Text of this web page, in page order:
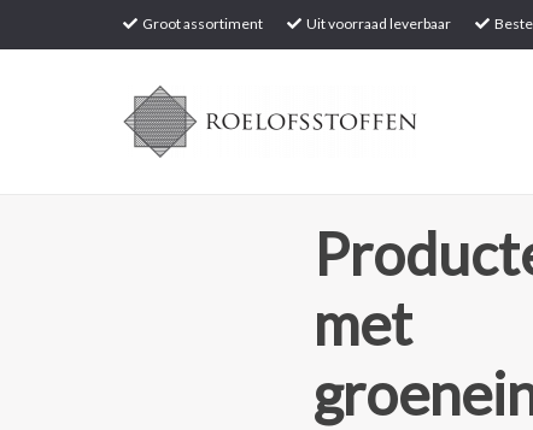
Groot assortiment Uit voorraad leverbaar
met